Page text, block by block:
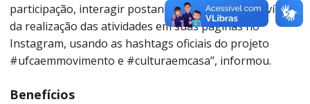
participação, interagir postando uma foto ou um vídeo
da realização das atividades em suas páginas no
Instagram, usando as hashtags oficiais do projeto
#ufcaemmovimento e #culturaemcasa”, informou.
Benefícios